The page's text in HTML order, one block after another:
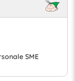
SME